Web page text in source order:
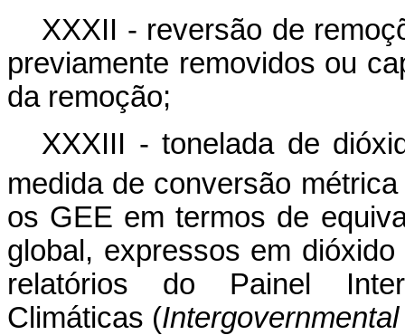
XXXII - reversão de
previamente removidos ou
da remoção;
XXXIII - tonelada de
medida de conversão
os GEE em termos de
global, expressos em
relatórios do Painel
Climáticas (